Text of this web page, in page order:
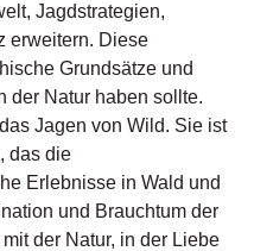
Jagdstrategien,
erweitern. Diese
Grundsätze und
der Natur haben sollte.
Jagen von Wild. Sie ist
das die
Erlebnisse in Wald und
und Brauchtum der
der Natur, in der Liebe